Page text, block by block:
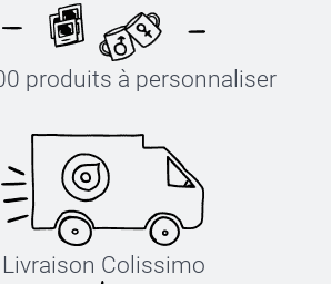
produits à personnaliser
Livraison Colissimo